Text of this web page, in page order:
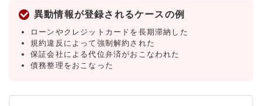
異動情報が登録されるケースの例
ローンやクレジットカードを長期滞納した
規約違反によって強制解約された
保証会社による代位弁済がおこなわれた
債務整理をおこなった